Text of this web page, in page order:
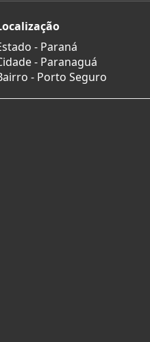
- Paraná
- Paranaguá
- Porto Seguro